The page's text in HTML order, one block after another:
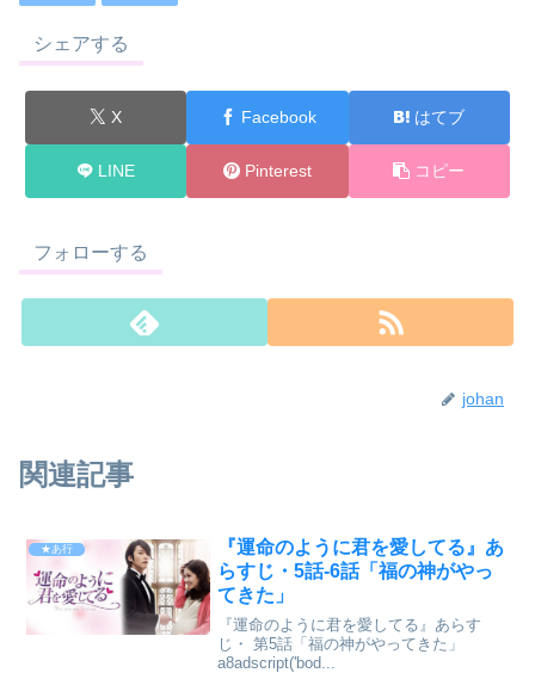
シェアする
X Facebook はてブ
LINE Pinterest コピー
フォローする
johan
関連記事
★あ行
『運命のように君を愛してる』あ
らすじ・5話-6話「福の神がやっ
てきた」
『運命のように君を愛してる』あらす
じ・ 第5話「福の神がやってきた」
a8adscript('bod...